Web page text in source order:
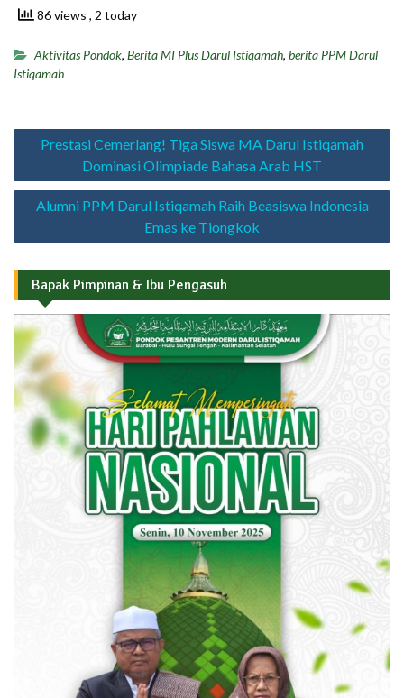
86 views , 2 today
Aktivitas Pondok, Berita MI Plus Darul Istiqamah, berita PPM Darul
Istiqamah
Navigasi
Prestasi Cemerlang! Tiga Siswa MA Darul Istiqamah
Dominasi Olimpiade Bahasa Arab HST
Alumni PPM Darul Istiqamah Raih Beasiswa Indonesia
Emas ke Tiongkok
Bapak Pimpinan & Ibu Pengasuh